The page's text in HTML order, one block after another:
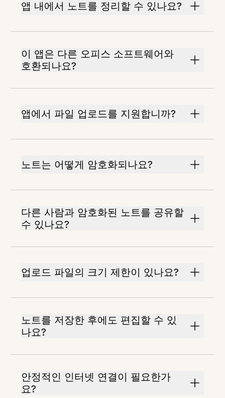
앱 내에서 노트를 정리할 수 있나요?
이 앱은 다른 오피스 소프트웨어와
호환되나요?
앱에서 파일 업로드를 지원합니까?
노트는 어떻게 암호화되나요?
다른 사람과 암호화된 노트를 공유할
수 있나요?
업로드 파일의 크기 제한이 있나요?
노트를 저장한 후에도 편집할 수 있
나요?
안정적인 인터넷 연결이 필요한가
요?